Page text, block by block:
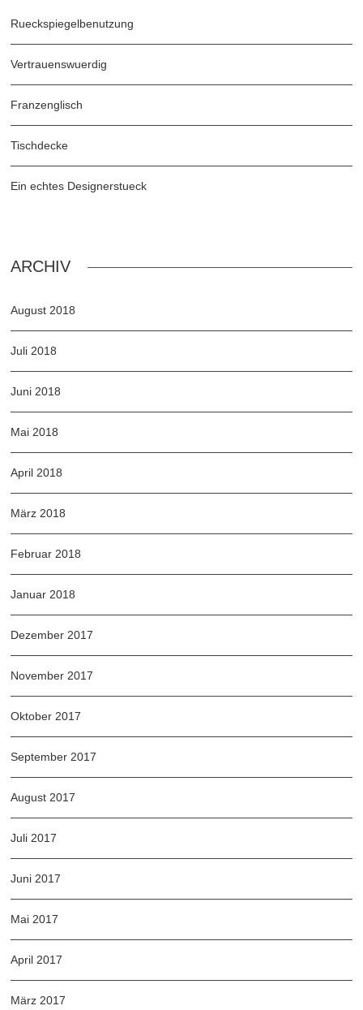
Rueckspiegelbenutzung
Vertrauenswuerdig
Franzenglisch
Tischdecke
Ein echtes Designerstueck
ARCHIV
August 2018
Juli 2018
Juni 2018
Mai 2018
April 2018
März 2018
Februar 2018
Januar 2018
Dezember 2017
November 2017
Oktober 2017
September 2017
August 2017
Juli 2017
Juni 2017
Mai 2017
April 2017
März 2017